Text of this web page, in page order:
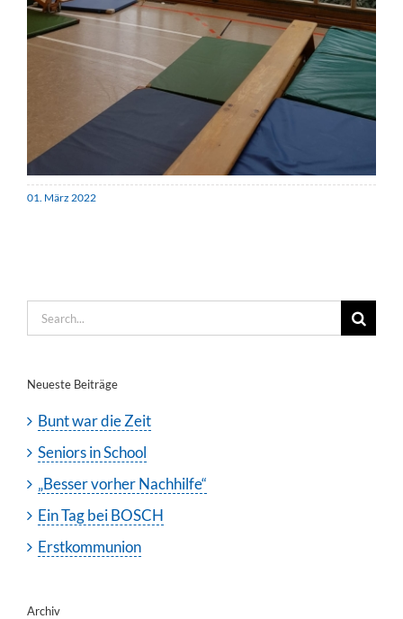
01. März 2022
Search
for:
Neueste Beiträge
Bunt war die Zeit
Seniors in School
„Besser vorher Nachhilfe“
Ein Tag bei BOSCH
Erstkommunion
Archiv